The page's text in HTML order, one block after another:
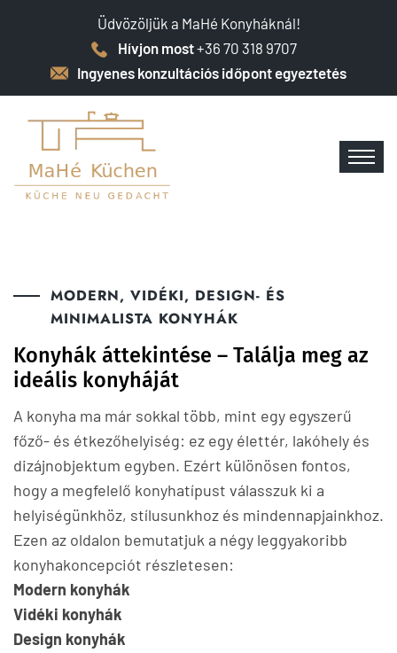
Üdvözöljük a MaHé Konyháknál!
Hívjon most+36 70 318 9707
Ingyenes konzultációs időpont egyeztetés
MODERN, VIDÉKI, DESIGN- ÉS
MINIMALISTA KONYHÁK
Konyhák áttekintése – Találja meg az
ideális konyháját
A konyha ma már sokkal több, mint egy egyszerű
főző- és étkezőhelyiség: ez egy élettér, lakóhely és
dizájnobjektum egyben. Ezért különösen fontos,
hogy a megfelelő konyhatípust válasszuk ki a
helyiségünkhöz, stílusunkhoz és mindennapjainkhoz.
Ezen az oldalon bemutatjuk a négy leggyakoribb
konyhakoncepciót részletesen:
Modern konyhák
Vidéki konyhák
Design konyhák